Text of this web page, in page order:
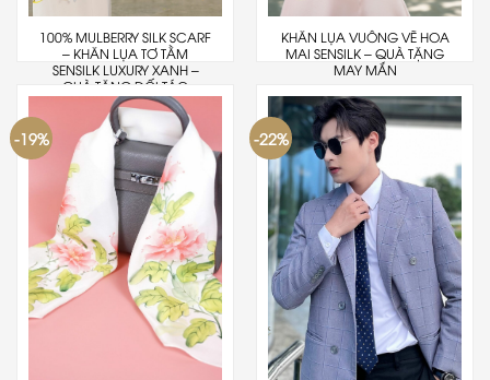
100% MULBERRY SILK SCARF
– KHĂN LỤA TƠ TẰM
SENSILK LUXURY XANH –
QUÀ TẶNG ĐỐI TÁC
KHĂN LỤA VUÔNG VẼ HOA
MAI SENSILK – QUÀ TẶNG
MAY MẮN
-19% -22%